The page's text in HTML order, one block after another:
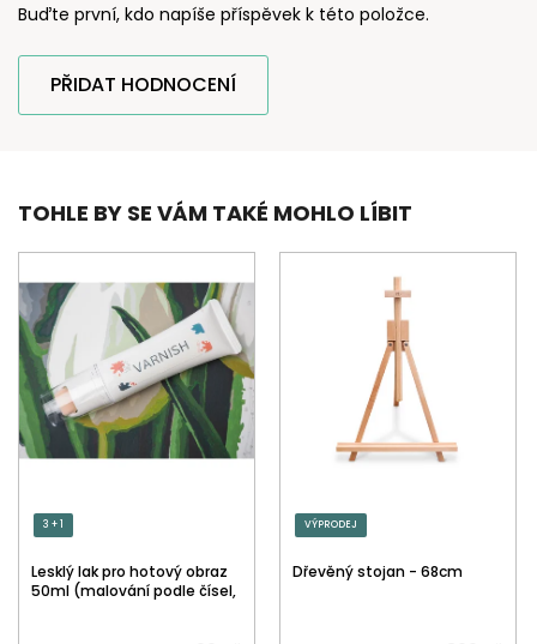
Buďte první, kdo napíše příspěvek k této položce.
PŘIDAT HODNOCENÍ
TOHLE BY SE VÁM TAKÉ MOHLO LÍBIT
3 + 1
Lesklý lak pro hotový obraz
50ml (malování podle čísel,
VÝPRODEJ
Dřevěný stojan - 68cm